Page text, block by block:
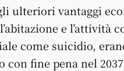
ulteriori vantaggi
e l’attività
come suicidio,
con fine pena nel